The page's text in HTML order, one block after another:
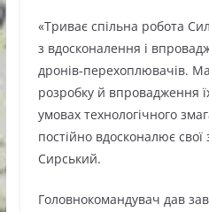
«Триває спільна робота
з вдосконалення і
дронів-перехоплювачів.
розробку й впровадження
умовах технологічного
постійно вдосконалює
Сирський.
Головнокомандувач дав